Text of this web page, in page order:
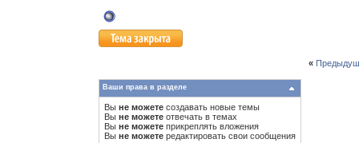
«
Ваши права в разделе
Вы не можете создавать новые темы
Вы не можете отвечать в темах
Вы не можете прикреплять вложения
Вы не можете редактировать свои сообщения